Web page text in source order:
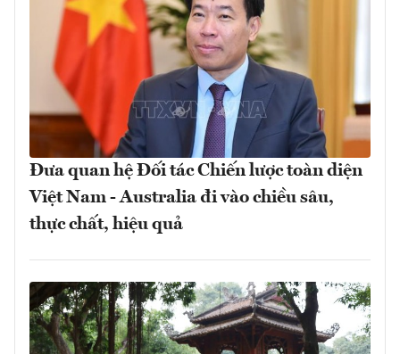
Đưa quan hệ Đối tác Chiến lược toàn diện
Việt Nam - Australia đi vào chiều sâu,
thực chất, hiệu quả